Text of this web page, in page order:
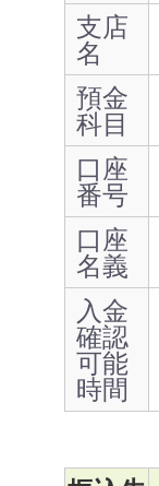
支店
名
預金
科目
口座
番号
口座
名義
入金
確認
可能
時間